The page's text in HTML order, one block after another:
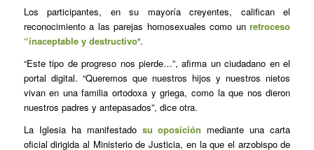
Los participantes, en su mayoría creyentes, califican el
reconocimiento a las parejas homosexuales como unretroceso
“inaceptable y destructivo“.
“Este tipo de progreso nos pierde…”, afirma un ciudadano en el
portal digital. “Queremos que nuestros hijos y nuestros nietos
vivan en una familia ortodoxa y griega, como la que nos dieron
nuestros padres y antepasados”, dice otra.
La Iglesia ha manifestadosu oposición mediante una carta
oficial dirigida al Ministerio de Justicia, en la que el arzobispo de